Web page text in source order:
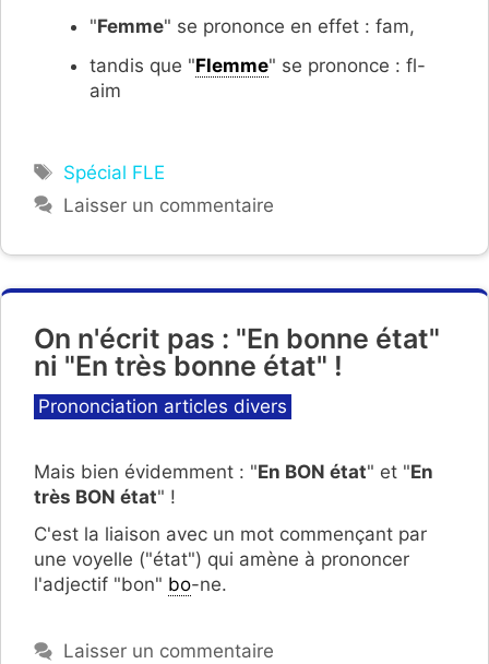
"Femme" se prononce en effet : fam,
tandis que "Flemme" se prononce : fl-
aim
Étiquettes
Spécial FLE
Laisser un commentaire
On n'écrit pas : "En bonne état"
ni "En très bonne état" !
Catégories
Prononciation articles divers
Mais bien évidemment : "En BON état" et "En
très BON état" !
C'est la liaison avec un mot commençant par
une voyelle ("état") qui amène à prononcer
l'adjectif "bon" bo-ne.
Laisser un commentaire